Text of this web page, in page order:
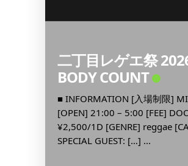
二丁目レゲエ祭
BODY COUNT
■ INFORMATION [入場制限]
[OPEN] 21:00 – 5:00 [FEE]
¥2,500/1D [GENRE] reggae
SPECIAL GUEST: […] ...